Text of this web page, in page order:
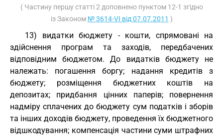
( Частину першу статті 2 доповнено пунктом 12-1 згідно
із Законом № 3614-VI від 07.07.2011 )
13) видатки бюджету - кошти, спрямовані на
здійснення програм та заходів, передбачених
відповідним бюджетом. До видатків бюджету не
належать: погашення боргу; надання кредитів з
бюджету; розміщення бюджетних коштів на
депозитах; придбання цінних паперів; повернення
надміру сплачених до бюджету сум податків і зборів
та інших доходів бюджету, проведення їх бюджетного
відшкодування; компенсація частини суми штрафних